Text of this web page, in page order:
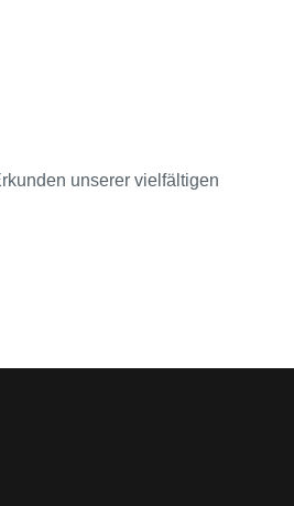
unserer vielfältigen